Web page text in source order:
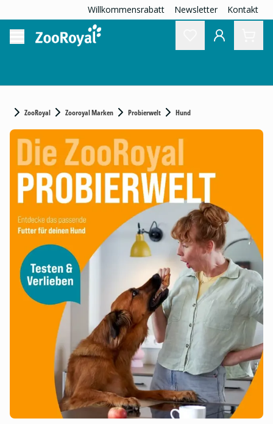
Willkommensrabatt Newsletter Kontakt
ZooRoyal Zooroyal Marken Probierwelt Hund